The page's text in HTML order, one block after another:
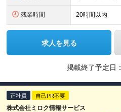
残業時間 20時間以内
求人を見る
掲載終了予定日：
正社員 自己PR不要
株式会社ミロク情報サービス